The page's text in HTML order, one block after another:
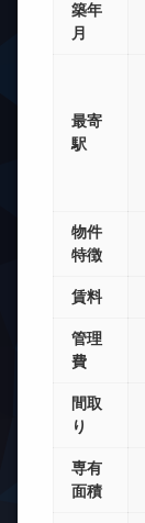
築年
月
最寄
駅
物件
特徴
賃料
管理
費
間取
り
専有
面積